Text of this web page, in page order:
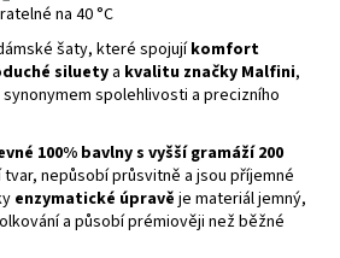
na 40 °C
šaty, které spojujíkomfort
siluety a kvalitu značky Malfini,
spolehlivosti a precizního
100% bavlny s vyšší gramáží 200
nepůsobí průsvitně a jsou příjemné
enzymatické úpravě je materiál jemný,
a působí prémiověji než běžné